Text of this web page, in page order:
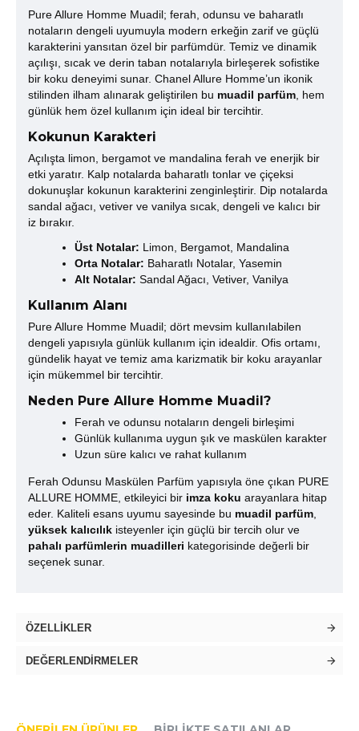
Pure Allure Homme Muadil; ferah, odunsu ve baharatlı
notaların dengeli uyumuyla modern erkeğin zarif ve güçlü
karakterini yansıtan özel bir parfümdür. Temiz ve dinamik
açılışı, sıcak ve derin taban notalarıyla birleşerek sofistike
bir koku deneyimi sunar. Chanel Allure Homme’un ikonik
stilinden ilham alınarak geliştirilen bu muadil parfüm , hem
günlük hem özel kullanım için ideal bir tercihtir.
Kokunun Karakteri
Açılışta limon, bergamot ve mandalina ferah ve enerjik bir
etki yaratır. Kalp notalarda baharatlı tonlar ve çiçeksi
dokunuşlar kokunun karakterini zenginleştirir. Dip notalarda
sandal ağacı, vetiver ve vanilya sıcak, dengeli ve kalıcı bir
iz bırakır.
Üst Notalar: Limon, Bergamot, Mandalina
Orta Notalar: Baharatlı Notalar, Yasemin
Alt Notalar: Sandal Ağacı, Vetiver, Vanilya
Kullanım Alanı
Pure Allure Homme Muadil; dört mevsim kullanılabilen
dengeli yapısıyla günlük kullanım için idealdir. Ofis ortamı,
gündelik hayat ve temiz ama karizmatik bir koku arayanlar
için mükemmel bir tercihtir.
Neden Pure Allure Homme Muadil?
Ferah ve odunsu notaların dengeli birleşimi
Günlük kullanıma uygun şık ve maskülen karakter
Uzun süre kalıcı ve rahat kullanım
Ferah Odunsu Maskülen Parfüm yapısıyla öne çıkan PURE
ALLURE HOMME, etkileyici bir imza koku arayanlara hitap
eder. Kaliteli esans uyumu sayesinde bu muadil parfüm
yüksek kalıcılık isteyenler için güçlü bir tercih olur ve
pahalı parfümlerin muadilleri kategorisinde değerli bir
seçenek sunar.
ÖZELLIKLER
DEĞERLENDIRMELER